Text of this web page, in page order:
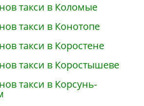
такси в Коломые
такси в Конотопе
такси в Коростене
такси в Коростышеве
такси в Корсунь-